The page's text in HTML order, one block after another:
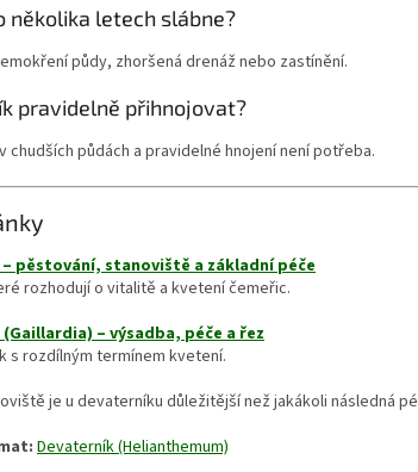
několika letech slábne?
půdy, zhoršená drenáž nebo zastínění.
pravidelně přihnojovat?
chudších půdách a pravidelné hnojení není potřeba.
pěstování, stanoviště a základní péče
rozhodují o vitalitě a kvetení čemeřic.
– výsadba, péče a řez
s rozdílným termínem kvetení.
je u devaterníku důležitější než jakákoli následná
Devaterník (Helianthemum)